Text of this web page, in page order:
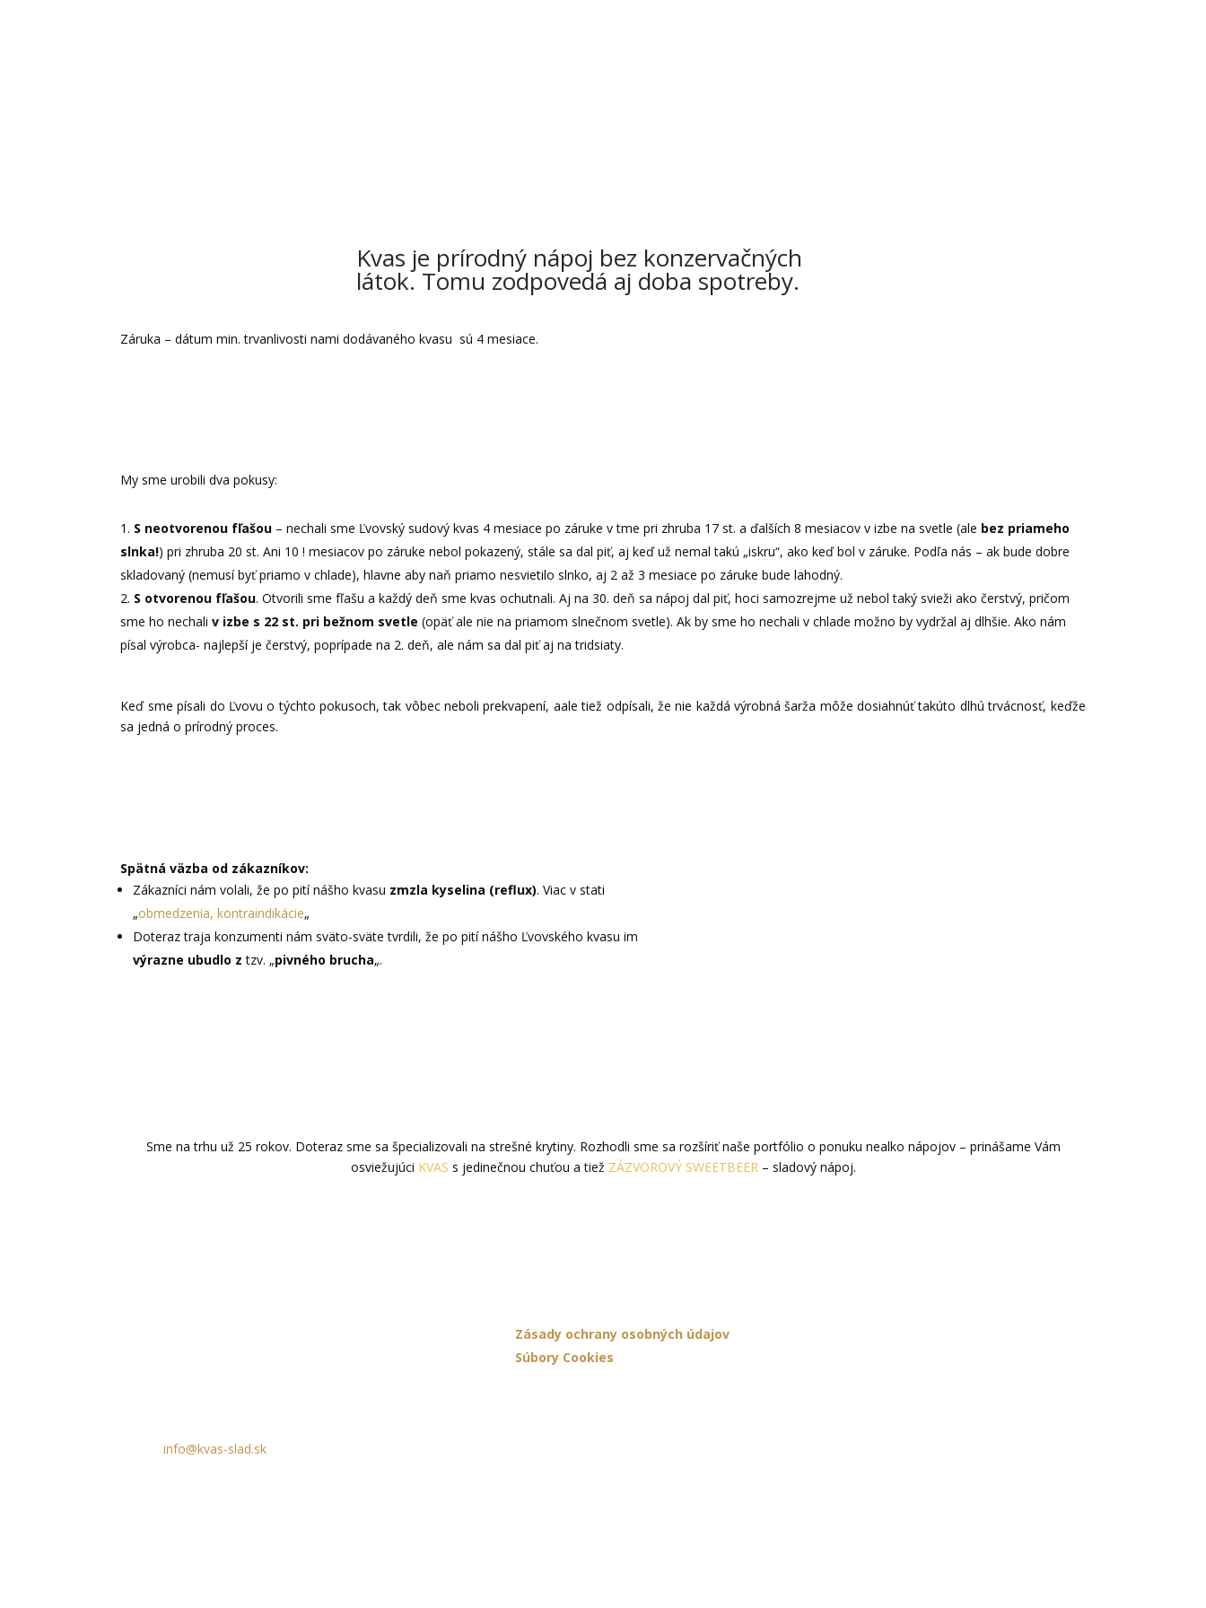
Kvas je prírodný nápoj bez konzervačných
látok. Tomu zodpovedá aj doba spotreby.
Záruka – dátum min. trvanlivosti nami dodávaného kvasu sú 4 mesiace.
My sme urobili dva pokusy:
S neotvorenou fľašou – nechali sme Ľvovský sudový kvas 4 mesiace po záruke v tme pri zhruba 17 st. a ďalších 8 mesiacov v izbe na svetle (ale bez priameho
slnka!) pri zhruba 20 st. Ani 10 ! mesiacov po záruke nebol pokazený, stále sa dal piť, aj keď už nemal takú „iskru“, ako keď bol v záruke. Podľa nás – ak bude dobre
skladovaný (nemusí byť priamo v chlade), hlavne aby naň priamo nesvietilo slnko, aj 2 až 3 mesiace po záruke bude lahodný.
S otvorenou fľašou. Otvorili sme fľašu a každý deň sme kvas ochutnali. Aj na 30. deň sa nápoj dal piť, hoci samozrejme už nebol taký svieži ako čerstvý, pričom
sme ho nechali v izbe s 22 st. pri bežnom svetle (opäť ale nie na priamom slnečnom svetle). Ak by sme ho nechali v chlade možno by vydržal aj dlhšie. Ako nám
písal výrobca- najlepší je čerstvý, poprípade na 2. deň, ale nám sa dal piť aj na tridsiaty.
Keď sme písali do Ľvovu o týchto pokusoch, tak vôbec neboli prekvapení, aale tiež odpísali, že nie každá výrobná šarža môže dosiahnúť takúto dlhú trvácnosť, keďže
sa jedná o prírodný proces.
Spätná väzba od zákazníkov:
Zákazníci nám volali, že po pití nášho kvasu zmzla kyselina (reflux). Viac v stati
„obmedzenia, kontraindikácie„
Doteraz traja konzumenti nám sväto-sväte tvrdili, že po pití nášho Ľvovského kvasu im
výrazne ubudlo z tzv. „pivného brucha„.
Sme na trhu už 25 rokov. Doteraz sme sa špecializovali na strešné krytiny. Rozhodli sme sa rozšíriť naše portfólio o ponuku nealko nápojov – prinášame Vám
osviežujúci KVAS s jedinečnou chuťou a tiež ZÁZVOROVÝ SWEETBEER – sladový nápoj.
info@kvas-slad.sk
Zásady ochrany osobných údajov
Súbory Cookies